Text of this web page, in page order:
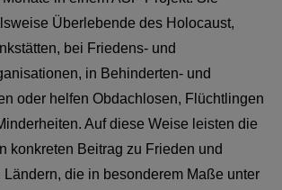
Überlebende des Holocaust,
bei Friedens- und
in Behinderten- und
oder helfen Obdachlosen, Flüchtlingen
Auf diese Weise leisten die
konkreten Beitrag zu Frieden und
die in besonderem Maße unter